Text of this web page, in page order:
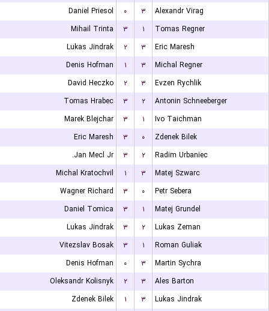
Daniel Priesol ۰ ۳
Alexandr Virag
Mihail Trinta
۳ ۱
Tomas Regner
Lukas Jindrak
۲ ۳
Eric Maresh
Denis Hofman
۱ ۳
Michal Regner
David Heczko
۲ ۳
Evzen Rychlik
Tomas Hrabec
۳ ۲
Antonin Schneeberger
Marek Blejchar
۳ ۱
Ivo Taichman
Eric Maresh
۳ ۰
Zdenek Bilek
Jan Mecl Jr.
۳ ۲
Radim Urbaniec
Michal Kratochvil
۱ ۳
Matej Szwarc
Wagner Richard
۳ ۰
Petr Sebera
Daniel Tomica
۳ ۱
Matej Grundel
Lukas Jindrak
۳ ۲
Lukas Zeman
Vitezslav Bosak
۳ ۱
Roman Guliak
Denis Hofman
۰ ۳
Martin Sychra
Oleksandr Kolisnyk
۲ ۳
Ales Barton
Zdenek Bilek
۱ ۳
Lukas Jindrak